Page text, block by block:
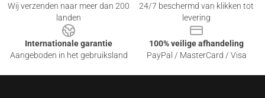
Wij verzenden naar meer dan 200
landen
24/7 beschermd van klikken tot
levering
Internationale garantie
Aangeboden in het gebruiksland
100% veilige afhandeling
PayPal / MasterCard / Visa